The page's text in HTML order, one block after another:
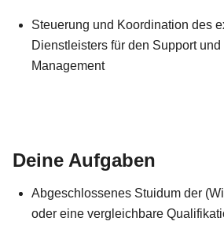
Steuerung und Koordination des
Dienstleisters für den Support
Management
Deine Aufgaben
Abgeschlossenes Stuidum der
oder eine vergleichbare